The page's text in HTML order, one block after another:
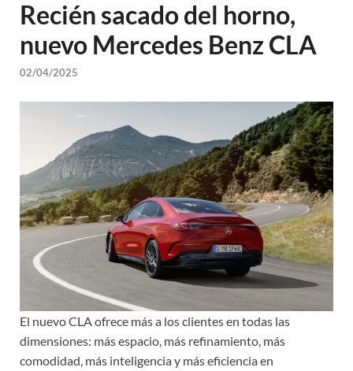
Recién sacado del horno,
nuevo Mercedes Benz CLA
02/04/2025
El nuevo CLA ofrece más a los clientes en todas las
dimensiones: más espacio, más refinamiento, más
comodidad, más inteligencia y más eficiencia en